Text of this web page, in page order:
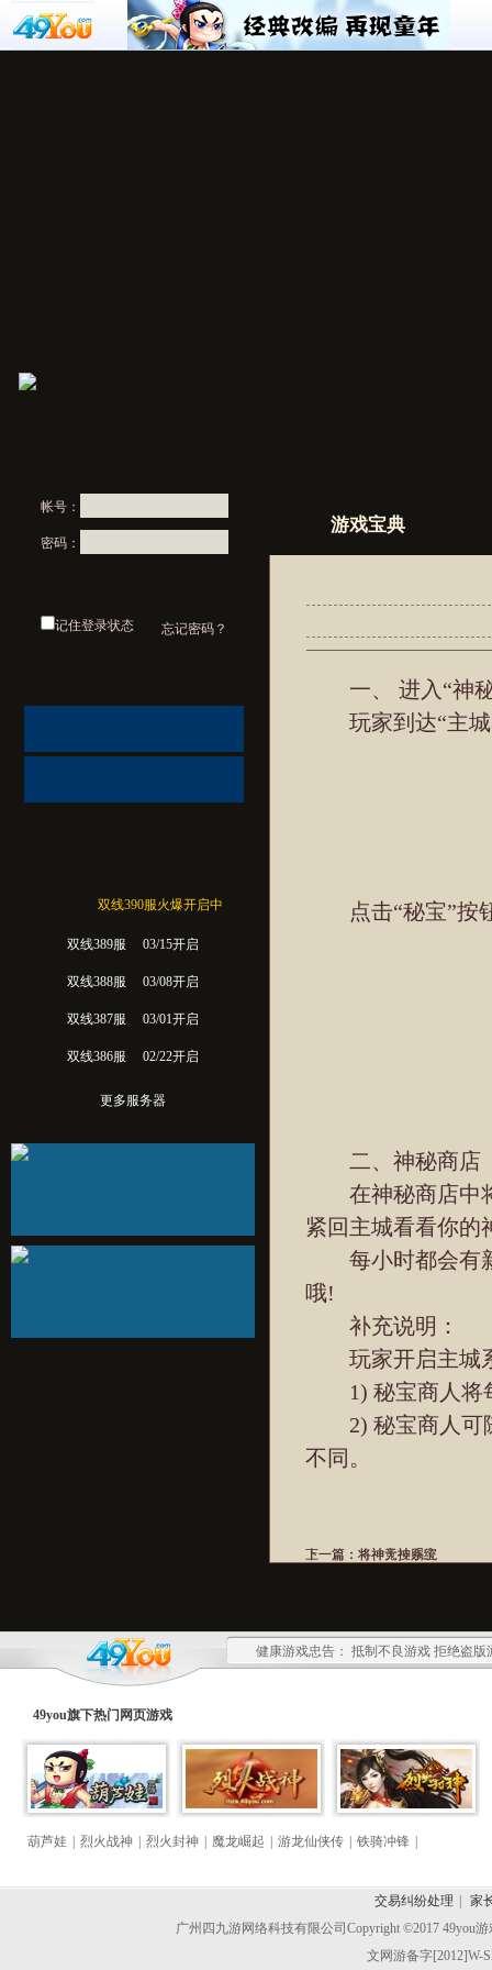
帐号：
密码：
记住登录状态 忘记密码？
双线390服火爆开启中
双线389服 03/15开启
双线388服 03/08开启
双线387服 03/01开启
双线386服 02/22开启
更多服务器
游戏宝典
一、 进入“神
玩家到达“主城
点击“秘宝”按
二、神秘商店
在神秘商店中将
紧回主城看看你的
每小时都会有新
哦!
补充说明：
玩家开启主城系
1) 秘宝商人将
2) 秘宝商人可随
不同。
上一篇：将神天神赐宝
下一篇：将神竞技系统
健康游戏忠告： 抵制不良游戏 拒绝盗
49you旗下热门 网页游戏
葫芦娃 烈火战神 烈火封神 魔龙崛起 游龙仙侠传 铁骑冲锋
交易纠纷处理
家
广州四九游网络科技有限公司Copyright ©2017 49you
文网游备字[2012]W-